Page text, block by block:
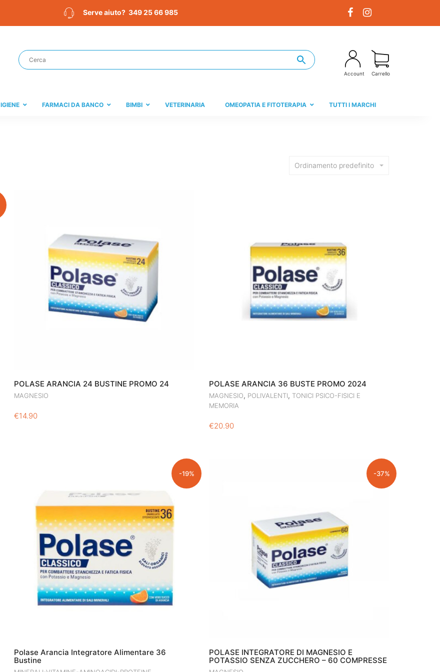
Serve aiuto? 349 25 66 985
Account Carrello
IGIENE FARMACI DA BANCO BIMBI VETERINARIA OMEOPATIA E FITOTERAPIA TUTTI I MARCHI
Ordinamento predefinito
POLASE ARANCIA 24 BUSTINE PROMO 24
MAGNESIO
€14.90
POLASE ARANCIA 36 BUSTE PROMO 2024
MAGNESIO, POLIVALENTI, TONICI PSICO-FISICI E
MEMORIA
€20.90
-19%
Polase Arancia Integratore Alimentare 36
Bustine
-37%
POLASE INTEGRATORE DI MAGNESIO E
POTASSIO SENZA ZUCCHERO – 60 COMPRESSE